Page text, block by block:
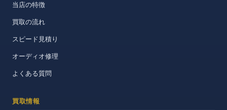
当店の特徴
買取の流れ
スピード見積り
オーディオ修理
よくある質問
買取情報